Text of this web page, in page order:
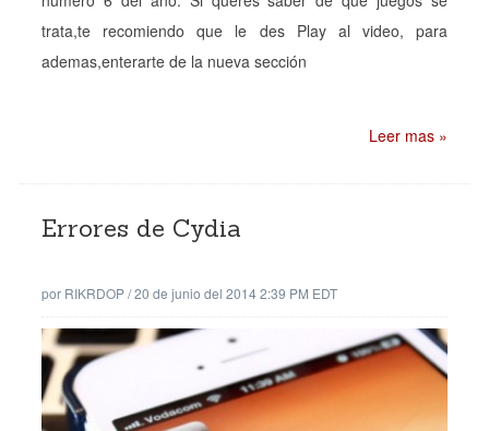
trata,te recomiendo que le des Play al video, para
ademas,enterarte de la nueva sección
Leer mas »
Errores de Cydia
por RIKRDOP/20 de junio del 2014 2:39 PM EDT